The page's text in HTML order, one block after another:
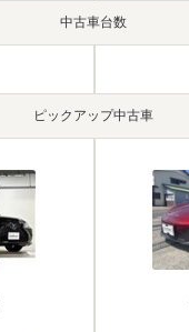
中古車台数
ピックアップ中古車